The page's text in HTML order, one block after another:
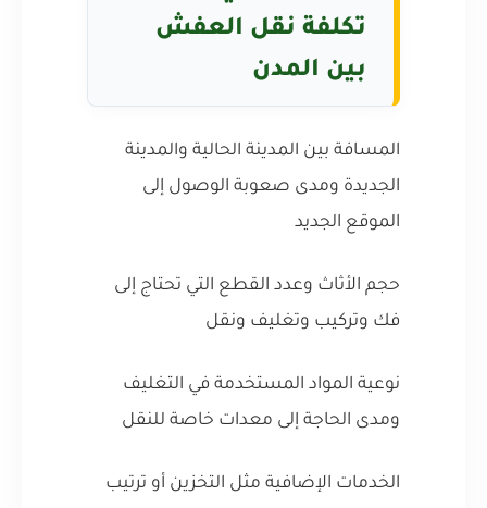
تكلفة نقل العفش
بين المدن
المسافة بين المدينة الحالية والمدينة
الجديدة ومدى صعوبة الوصول إلى
الموقع الجديد
حجم الأثاث وعدد القطع التي تحتاج إلى
فك وتركيب وتغليف ونقل
نوعية المواد المستخدمة في التغليف
ومدى الحاجة إلى معدات خاصة للنقل
الخدمات الإضافية مثل التخزين أو ترتيب